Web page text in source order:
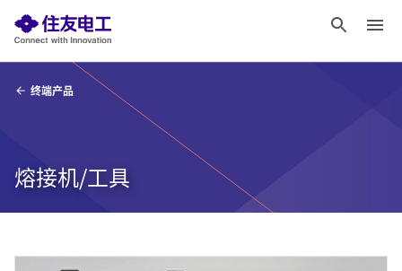
终端产品
熔接机/工具